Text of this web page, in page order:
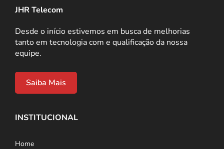
JHR Telecom
Desde o início estivemos em busca de melhorias
tanto em tecnologia com e qualificação da nossa
equipe.
Saiba Mais
INSTITUCIONAL
Home